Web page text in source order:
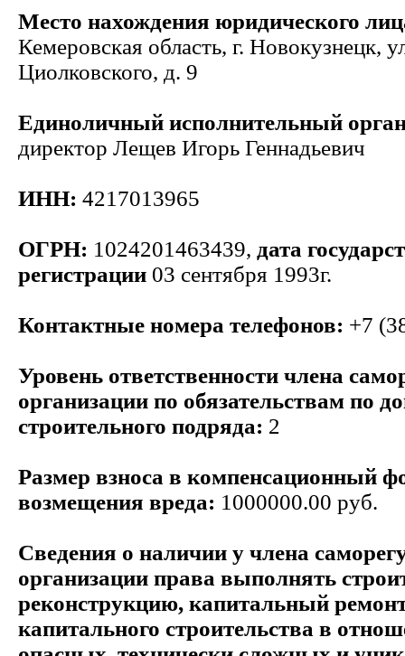
Место нахождения юридического
Кемеровская область, г. Новокузнецк,
Циолковского, д. 9
Единоличный исполнительный
директор Лещев Игорь Геннадьевич
ИНН: 4217013965
ОГРН: 1024201463439, дата
регистрации 03 сентября 1993г.
Контактные номера телефонов: +7
Уровень ответственности члена
организации по обязательствам по
строительного подряда: 2
Размер взноса в компенсационный
возмещения вреда: 1000000.00 руб.
Сведения о наличии у члена
организации права выполнять
реконструкцию, капитальный
капитального строительства в